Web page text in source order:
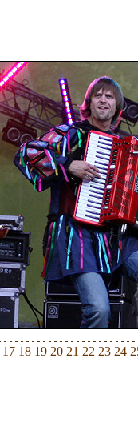
17 18 19 20 21 22 23 24